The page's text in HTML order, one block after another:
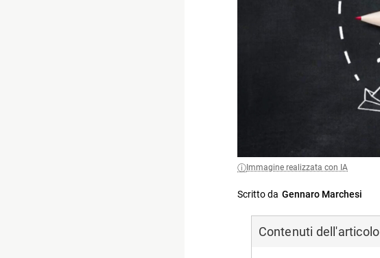
Immagine realizzata con IA
Scritto da Gennaro Marchesi
Contenuti dell'articolo